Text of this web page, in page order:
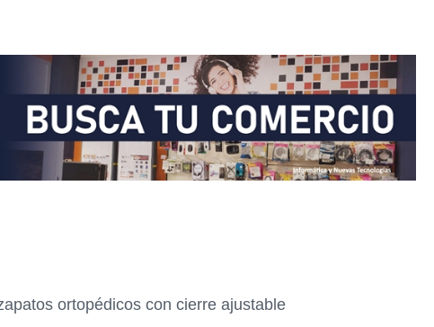
ortopédicos con cierre ajustable